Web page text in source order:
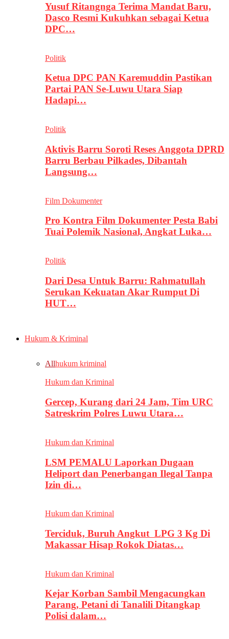
Yusuf Ritangnga Terima Mandat Baru,
Dasco Resmi Kukuhkan sebagai Ketua
DPC…
Politik
Ketua DPC PAN Karemuddin Pastikan
Partai PAN Se-Luwu Utara Siap
Hadapi…
Politik
Aktivis Barru Soroti Reses Anggota DPRD
Barru Berbau Pilkades, Dibantah
Langsung…
Film Dokumenter
Pro Kontra Film Dokumenter Pesta Babi
Tuai Polemik Nasional, Angkat Luka…
Politik
Dari Desa Untuk Barru: Rahmatullah
Serukan Kekuatan Akar Rumput Di
HUT…
Hukum & Kriminal
Allhukum kriminal
Hukum dan Kriminal
Gercep, Kurang dari 24 Jam, Tim URC
Satreskrim Polres Luwu Utara…
Hukum dan Kriminal
LSM PEMALU Laporkan Dugaan
Heliport dan Penerbangan Ilegal Tanpa
Izin di…
Hukum dan Kriminal
Terciduk, Buruh Angkut LPG 3 Kg Di
Makassar Hisap Rokok Diatas…
Hukum dan Kriminal
Kejar Korban Sambil Mengacungkan
Parang, Petani di Tanalili Ditangkap
Polisi dalam…